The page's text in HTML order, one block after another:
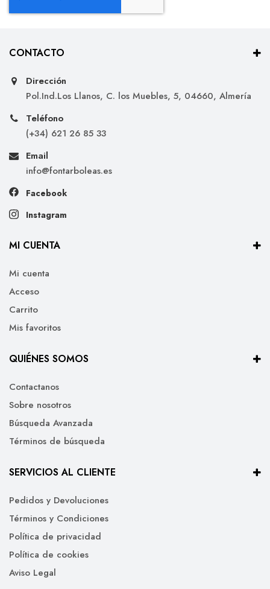
CONTACTO
Dirección
Pol.Ind.Los Llanos, C. los Muebles, 5, 04660, Almería
Teléfono
(+34) 621 26 85 33
Email
info@fontarboleas.es
Facebook
Instagram
MI CUENTA
Mi cuenta
Acceso
Carrito
Mis favoritos
QUIÉNES SOMOS
Contactanos
Sobre nosotros
Búsqueda Avanzada
Términos de búsqueda
SERVICIOS AL CLIENTE
Pedidos y Devoluciones
Términos y Condiciones
Política de privacidad
Política de cookies
Aviso Legal